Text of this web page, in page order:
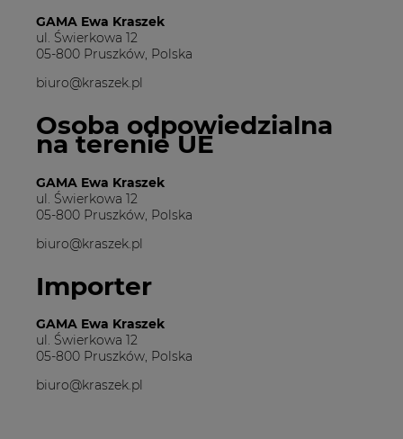
GAMA Ewa Kraszek
ul. Świerkowa 12
05-800 Pruszków, Polska
biuro@kraszek.pl
Osoba odpowiedzialna
na terenie UE
GAMA Ewa Kraszek
ul. Świerkowa 12
05-800 Pruszków, Polska
biuro@kraszek.pl
Importer
GAMA Ewa Kraszek
ul. Świerkowa 12
05-800 Pruszków, Polska
biuro@kraszek.pl